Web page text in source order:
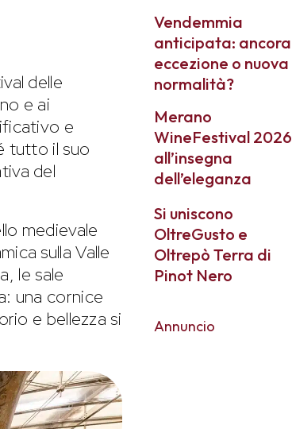
delle
e ai
e
tutto il suo
del
medievale
sulla Valle
le sale
una cornice
e bellezza si
Vendemmia
anticipata: ancora
eccezione o nuova
normalità?
Merano
WineFestival 2026
all’insegna
dell’eleganza
Si uniscono
OltreGusto e
Oltrepò Terra di
Pinot Nero
Annuncio